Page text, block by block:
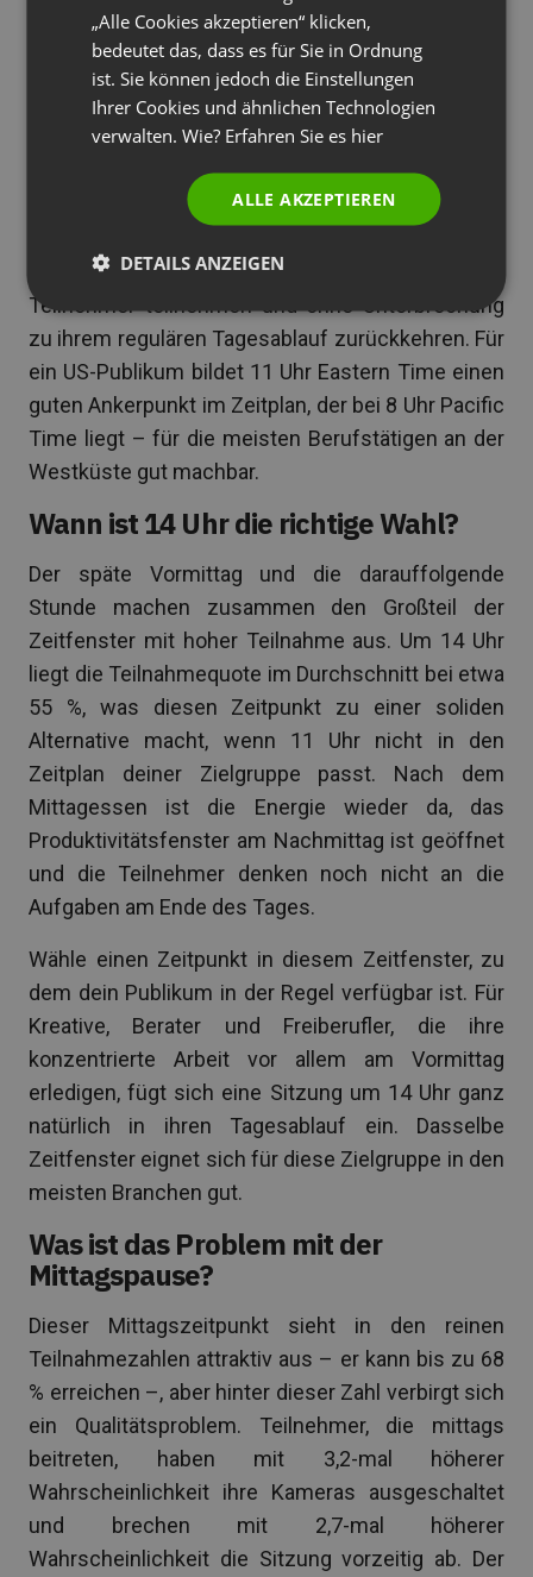
Anrufe beendet und sind voll bei der Sache, ohne
bereits mit dem Leistungsabfall nach dem
Mittagessen konfrontiert zu sein.
Das Zeitfenster um 11 Uhr vermeidet zudem
mehrere praktische Reibungspunkte. Zeitfenster
am frühen Morgen (8–9 Uhr) kollidieren mit dem
und dringenden Aufgaben. Um 11 Uhr können die
Teilnehmer teilnehmen und ohne Unterbrechung
zu ihrem regulären Tagesablauf zurückkehren. Für
ein US-Publikum bildet 11 Uhr Eastern Time einen
guten Ankerpunkt im Zeitplan, der bei 8 Uhr Pacific
Time liegt – für die meisten Berufstätigen an der
Westküste gut machbar.
Wann ist 14 Uhr die richtige Wahl?
Der späte Vormittag und die darauffolgende
Stunde machen zusammen den Großteil der
Zeitfenster mit hoher Teilnahme aus. Um 14 Uhr
liegt die Teilnahmequote im Durchschnitt bei etwa
55 %, was diesen Zeitpunkt zu einer soliden
Alternative macht, wenn 11 Uhr nicht in den
Zeitplan deiner Zielgruppe passt. Nach dem
Mittagessen ist die Energie wieder da, das
Produktivitätsfenster am Nachmittag ist geöffnet
und die Teilnehmer denken noch nicht an die
Aufgaben am Ende des Tages.
Wähle einen Zeitpunkt in diesem Zeitfenster, zu
dem dein Publikum in der Regel verfügbar ist. Für
Kreative, Berater und Freiberufler, die ihre
konzentrierte Arbeit vor allem am Vormittag
erledigen, fügt sich eine Sitzung um 14 Uhr ganz
natürlich in ihren Tagesablauf ein. Dasselbe
Zeitfenster eignet sich für diese Zielgruppe in den
meisten Branchen gut.
Was ist das Problem mit der
Mittagspause?
Dieser Mittagszeitpunkt sieht in den reinen
Teilnahmezahlen attraktiv aus – er kann bis zu 68
% erreichen –, aber hinter dieser Zahl verbirgt sich
ein Qualitätsproblem. Teilnehmer, die mittags
beitreten, haben mit 3,2-mal höherer
Wahrscheinlichkeit ihre Kameras ausgeschaltet
und brechen mit 2,7-mal höherer
Wahrscheinlichkeit die Sitzung vorzeitig ab. Der
ITALIAN
„Alle Cookies akzeptieren“ klicken,
bedeutet das, dass es für Sie in Ordnung
ist. Sie können jedoch die Einstellungen
Ihrer Cookies und ähnlichen Technologien
verwalten. Wie? Erfahren Sie es hier
ALLE AKZEPTIEREN
DETAILS ANZEIGEN